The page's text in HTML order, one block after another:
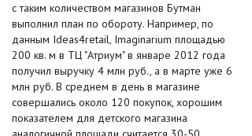
с таким количеством магазинов Бутман
выполнил план по обороту. Например, по
данным Ideas4retail, Imaginarium площадью
200 кв. м в ТЦ "Атриум" в январе 2012 года
получил выручку 4 млн руб., а в марте уже 6
млн руб. В среднем в день в магазине
совершались около 120 покупок, хорошим
показателем для детского магазина